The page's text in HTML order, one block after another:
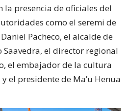
la presencia de oficiales del
como el seremi de
Pacheco, el alcalde de
el director regional
el embajador de la cultura
el presidente de Ma’u Henua